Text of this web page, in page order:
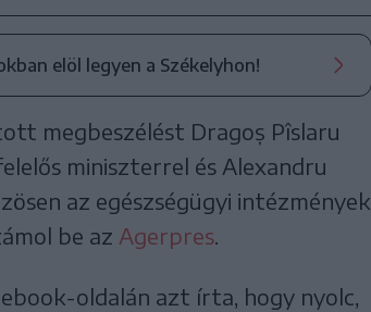
elöl legyen a Székelyhon!
megbeszélést Dragoș Pîslaru
miniszterrel és Alexandru
az egészségügyi intézmények
be az Agerpres.
oldalán azt írta, hogy nyolc,